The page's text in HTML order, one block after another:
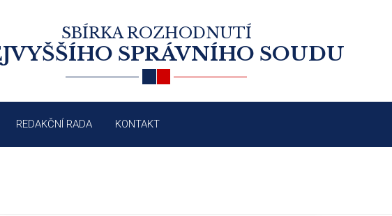
SBÍRKA ROZHODNUTÍ
SPRÁVNÍHO SOUDU
REDAKČNÍ RADA KONTAKT